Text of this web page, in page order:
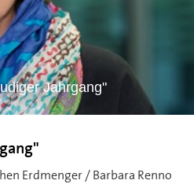
Jahrgang"
Erdmenger / Barbara Renno